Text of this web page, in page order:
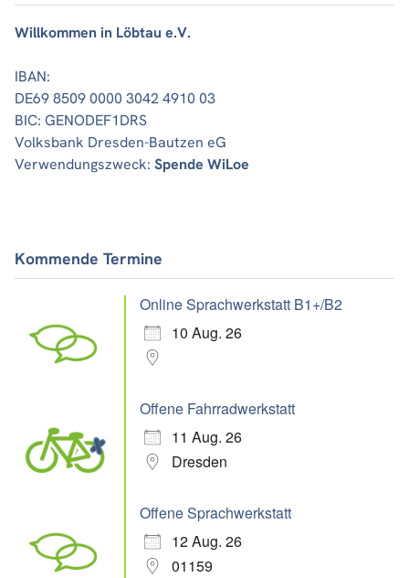
Willkommen in Löbtau e.V.
IBAN:
DE69 8509 0000 3042 4910 03
BIC: GENODEF1DRS
Volksbank Dresden-Bautzen eG
Verwendungszweck: Spende WiLoe
Kommende Termine
Online Sprachwerkstatt B1+/B2
10 Aug. 26
Offene Fahrradwerkstatt
11 Aug. 26
Dresden
Offene Sprachwerkstatt
12 Aug. 26
01159